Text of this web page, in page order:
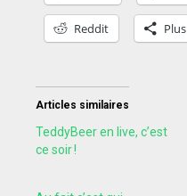
Reddit Plus
Articles similaires
TeddyBeer en live, c’est
ce soir !